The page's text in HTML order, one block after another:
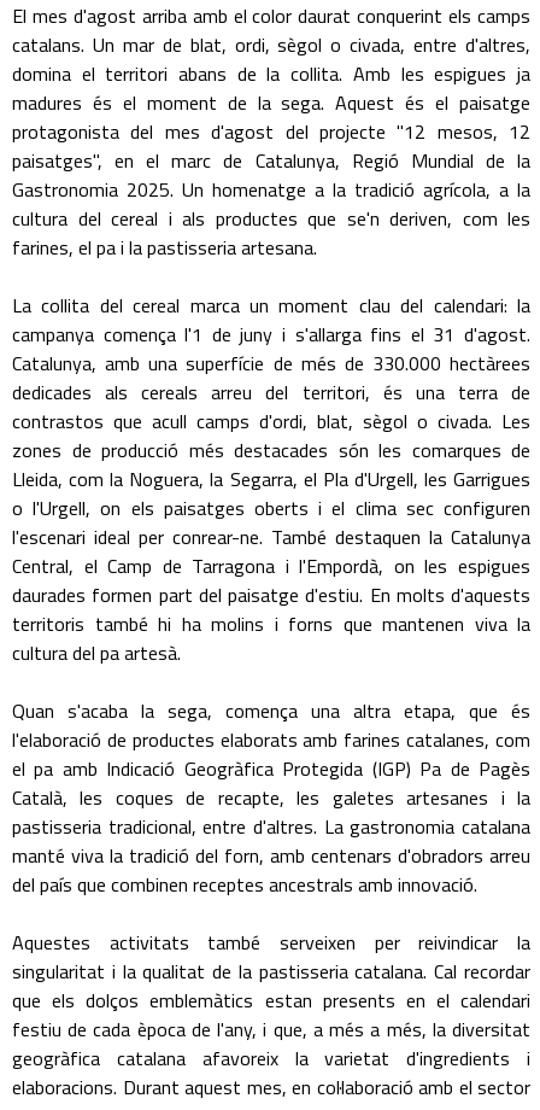
El mes d'agost arriba amb el color daurat conquerint els camps
catalans. Un mar de blat, ordi, sègol o civada, entre d'altres,
domina el territori abans de la collita. Amb les espigues ja
madures és el moment de la sega. Aquest és el paisatge
protagonista del mes d'agost del projecte "12 mesos, 12
paisatges", en el marc de Catalunya, Regió Mundial de la
Gastronomia 2025. Un homenatge a la tradició agrícola, a la
cultura del cereal i als productes que se'n deriven, com les
farines, el pa i la pastisseria artesana.
La collita del cereal marca un moment clau del calendari: la
campanya comença l'1 de juny i s'allarga fins el 31 d'agost.
Catalunya, amb una superfície de més de 330.000 hectàrees
dedicades als cereals arreu del territori, és una terra de
contrastos que acull camps d'ordi, blat, sègol o civada. Les
zones de producció més destacades són les comarques de
Lleida, com la Noguera, la Segarra, el Pla d'Urgell, les Garrigues
o l'Urgell, on els paisatges oberts i el clima sec configuren
l'escenari ideal per conrear-ne. També destaquen la Catalunya
Central, el Camp de Tarragona i l'Empordà, on les espigues
daurades formen part del paisatge d'estiu. En molts d'aquests
territoris també hi ha molins i forns que mantenen viva la
cultura del pa artesà.
Quan s'acaba la sega, comença una altra etapa, que és
l'elaboració de productes elaborats amb farines catalanes, com
el pa amb Indicació Geogràfica Protegida (IGP) Pa de Pagès
Català, les coques de recapte, les galetes artesanes i la
pastisseria tradicional, entre d'altres. La gastronomia catalana
manté viva la tradició del forn, amb centenars d'obradors arreu
del país que combinen receptes ancestrals amb innovació.
Aquestes activitats també serveixen per reivindicar la
singularitat i la qualitat de la pastisseria catalana. Cal recordar
que els dolços emblemàtics estan presents en el calendari
festiu de cada època de l'any, i que, a més a més, la diversitat
geogràfica catalana afavoreix la varietat d'ingredients i
elaboracions. Durant aquest mes, en col·laboració amb el sector